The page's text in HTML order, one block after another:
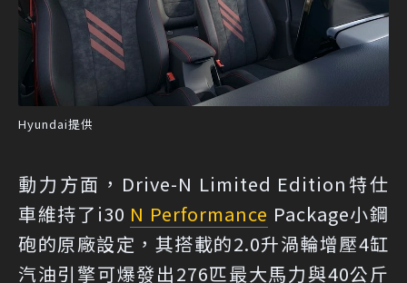
Hyundai提供
動力方面，Drive-N Limited Edition特仕
車維持了i30 N Performance Package小鋼
砲的原廠設定，其搭載的2.0升渦輪增壓4缸
汽油引擎可爆發出276匹最大馬力與40公斤